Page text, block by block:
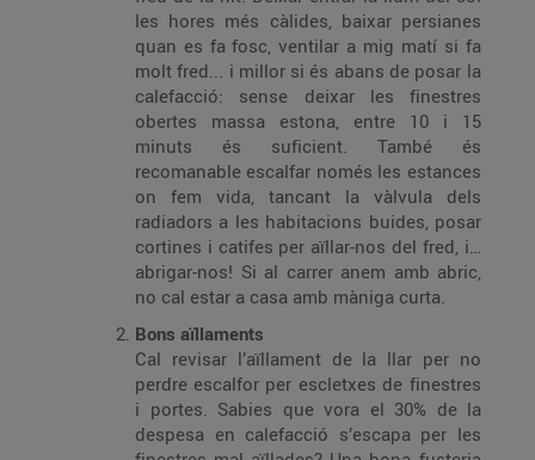
les hores més càlides, baixar persianes
quan es fa fosc, ventilar a mig matí si fa
molt fred... i millor si és abans de posar la
calefacció: sense deixar les finestres
obertes massa estona, entre 10 i 15
minuts és suficient. També és
recomanable escalfar només les estances
on fem vida, tancant la vàlvula dels
radiadors a les habitacions buides, posar
cortines i catifes per aïllar-nos del fred, i…
abrigar-nos! Si al carrer anem amb abric,
no cal estar a casa amb màniga curta.
Bons aïllaments
Cal revisar l’aïllament de la llar per no
perdre escalfor per escletxes de finestres
i portes. Sabies que vora el 30% de la
despesa en calefacció s’escapa per les